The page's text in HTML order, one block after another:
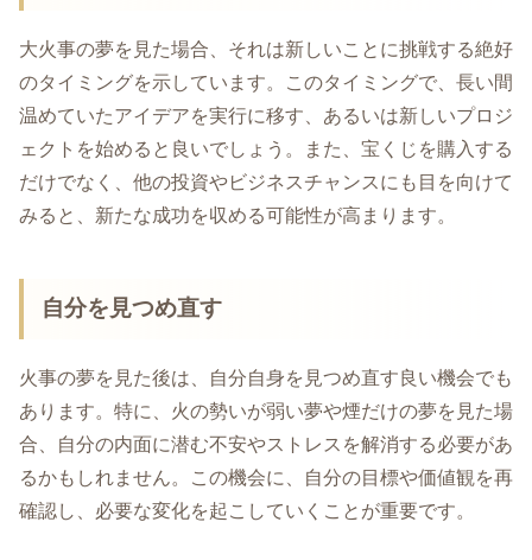
大火事の夢を見た場合、それは新しいことに挑戦する絶好
のタイミングを示しています。このタイミングで、長い間
温めていたアイデアを実行に移す、あるいは新しいプロジ
ェクトを始めると良いでしょう。また、宝くじを購入する
だけでなく、他の投資やビジネスチャンスにも目を向けて
みると、新たな成功を収める可能性が高まります。
自分を見つめ直す
火事の夢を見た後は、自分自身を見つめ直す良い機会でも
あります。特に、火の勢いが弱い夢や煙だけの夢を見た場
合、自分の内面に潜む不安やストレスを解消する必要があ
るかもしれません。この機会に、自分の目標や価値観を再
確認し、必要な変化を起こしていくことが重要です。